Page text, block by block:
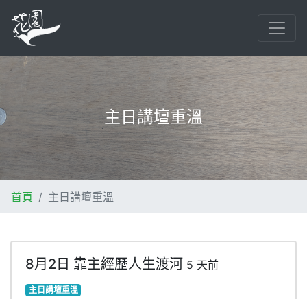
主日講壇重溫
首頁 主日講壇重溫
8月2日 靠主經歷人生渡河 5 天前
主日講壇重溫